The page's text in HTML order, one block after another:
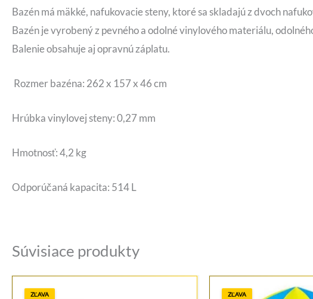
Bazén má mäkké, nafukovacie steny, ktoré sa skladajú z dvoch
Bazén je vyrobený z pevného a odolné vinylového materiálu,
Balenie obsahuje aj opravnú záplatu.
Rozmer bazéna: 262 x 157 x 46 cm
Hrúbka vinylovej steny: 0,27 mm
Hmotnosť: 4,2 kg
Odporúčaná kapacita: 514 L
Súvisiace produkty
ZĽAVA
ZĽAVA